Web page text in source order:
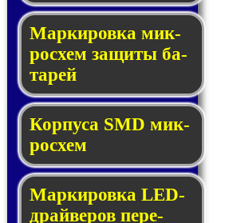
Мар­ки­ров­ка мик­
ро­схем за­щи­ты ба­
та­рей
Корпуса SMD мик­
ро­схем
Маркировка LED-
драй­ве­ров пе­ре­